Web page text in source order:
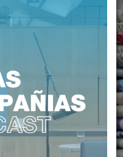
MEDIOS